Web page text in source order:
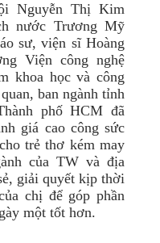
Nguyễn Thị Kim
nước Trương Mỹ
sư, viện sĩ Hoàng
Viện công nghệ
khoa học và công
ban ngành tỉnh
phố HCM đã
giá cao công sức
trẻ thơ kém may
của TW và địa
giải quyết kịp thời
chị để góp phần
một tốt hơn.